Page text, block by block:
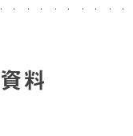
料